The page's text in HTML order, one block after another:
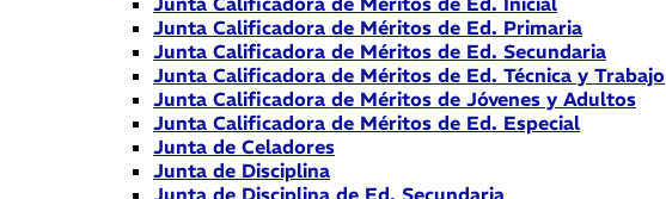
Junta Calificadora de Méritos de Ed. Primaria
Junta Calificadora de Méritos de Ed. Secundaria
Junta Calificadora de Méritos de Ed. Técnica y Trabajo
Junta Calificadora de Méritos de Jóvenes y Adultos
Junta Calificadora de Méritos de Ed. Especial
Junta de Celadores
Junta de Disciplina
Junta de Disciplina de Ed. Secundaria